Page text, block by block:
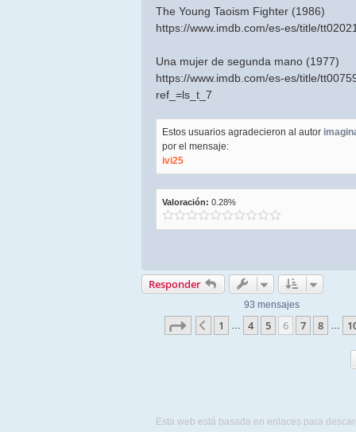
The Young Taoism Fighter (1986)
https://www.imdb.com/es-es/title/
Una mujer de segunda mano (1977)
https://www.imdb.com/es-es/title/
ref_=ls_t_7
Estos usuarios agradecieron al autor
por el mensaje:
ivi25
Valoración: 0.28%
Responder
93 mensajes
Página de 10
Anterior
1 … 4 5 6 7 8 …
Esta web está basada en enlaces para